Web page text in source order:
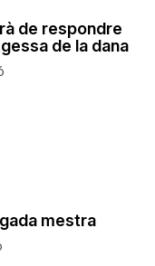
de respondre
de la dana
mestra